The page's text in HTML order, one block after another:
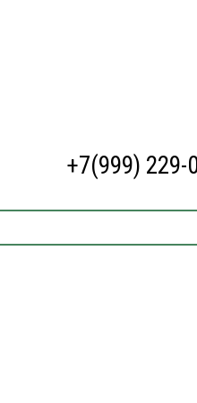
+7(999)